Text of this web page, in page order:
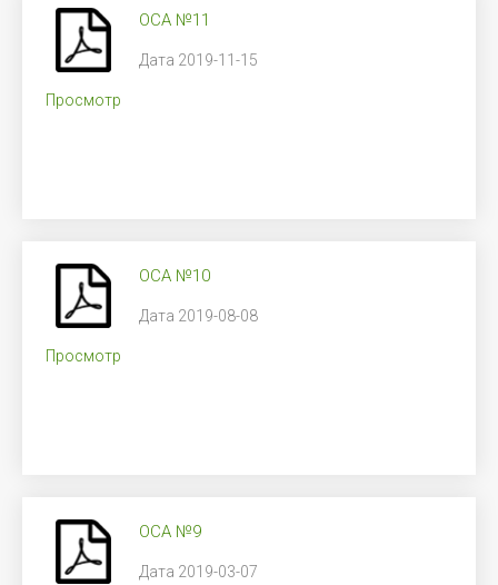
Просмотр
ОСА №11
Дата 2019-11-15
Просмотр
ОСА №10
Дата 2019-08-08
ОСА №9
Дата 2019-03-07